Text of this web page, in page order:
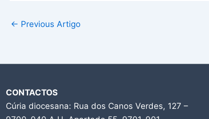
← Previous Artigo
CONTACTOS
Cúria diocesana: Rua dos Canos Verdes, 127 –